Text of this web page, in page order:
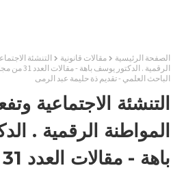
الصفحة الرئيسية مقالات قانونية
التنشئة
الرقمية .
الباحث العلمي - تقديم ذة حليمة عبد الرمى
التنشئة الاجتماعية
المواطنة الرقمية .